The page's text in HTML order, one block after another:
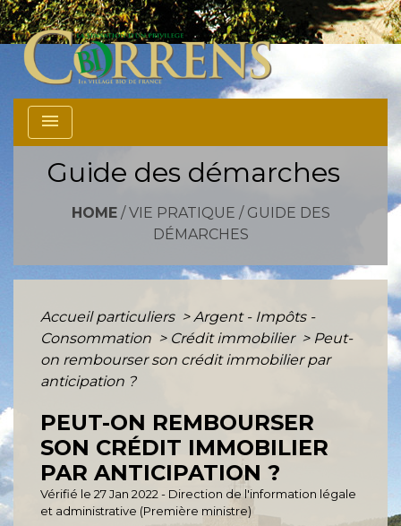
menu
Guide des démarches
HOME/ VIE PRATIQUE / GUIDE DES
DÉMARCHES
Accueil particuliers > Argent - Impôts -
Consommation > Crédit immobilier > Peut-
on rembourser son crédit immobilier par
anticipation ?
PEUT-ON REMBOURSER
SON CRÉDIT IMMOBILIER
PAR ANTICIPATION ?
Vérifié le 27 Jan 2022 - Direction de l'information légale
et administrative (Première ministre)